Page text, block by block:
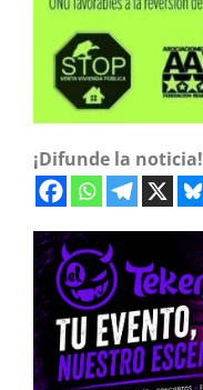
¡Difunde la noticia!